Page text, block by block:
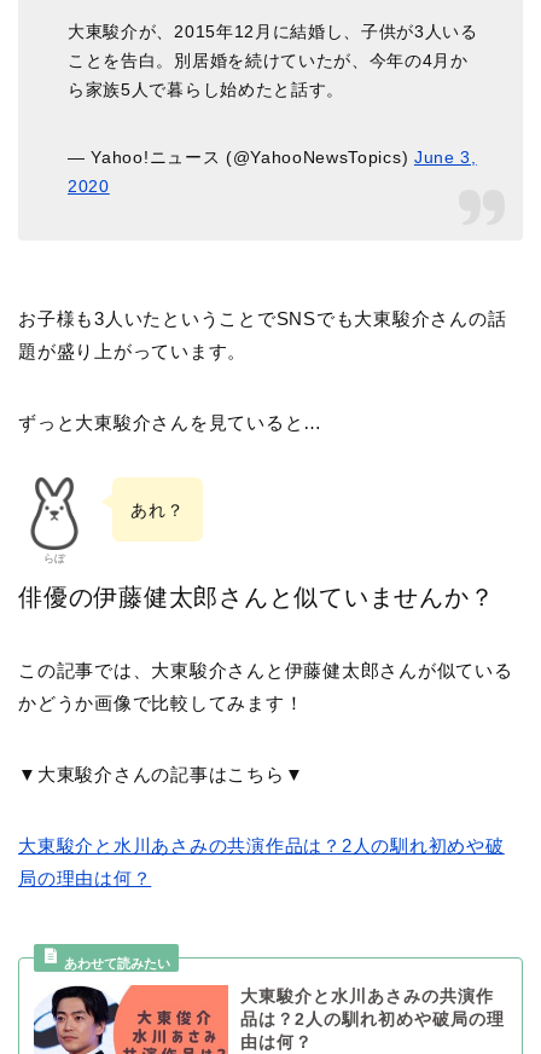
大東駿介が、2015年12月に結婚し、子供が3人いる
ことを告白。別居婚を続けていたが、今年の4月か
ら家族5人で暮らし始めたと話す。
— Yahoo!ニュース (@YahooNewsTopics) June 3,
2020
お子様も3人いたということでSNSでも大東駿介さんの話
題が盛り上がっています。
ずっと大東駿介さんを見ていると…
らぼ
あれ？
俳優の伊藤健太郎さんと似ていませんか？
この記事では、大東駿介さんと伊藤健太郎さんが似ている
かどうか画像で比較してみます！
▼大東駿介さんの記事はこちら▼
大東駿介と水川あさみの共演作品は？2人の馴れ初めや破
局の理由は何？
大東駿介と水川あさみの共演作
品は？2人の馴れ初めや破局の理
由は何？